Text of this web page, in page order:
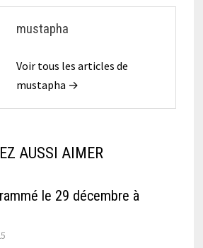
mustapha
Voir tous les articles de
mustapha →
AUSSI AIMER
le 29 décembre à